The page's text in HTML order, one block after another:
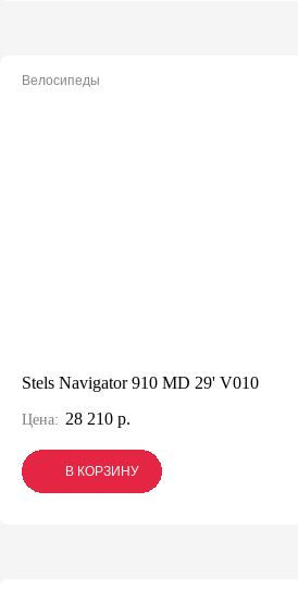
Велосипеды
Stels Navigator 910 MD 29' V010
Цена: 28 210 р.
В КОРЗИНУ
В КОРЗИНУ
В КОРЗИНУ